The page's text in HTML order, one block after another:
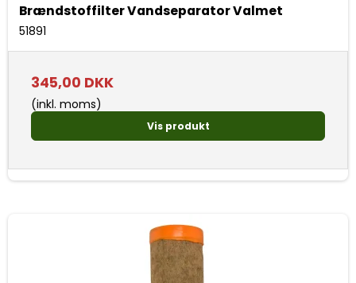
Brændstoffilter Vandseparator Valmet
51891
345,00 DKK
(inkl. moms)
Vis produkt